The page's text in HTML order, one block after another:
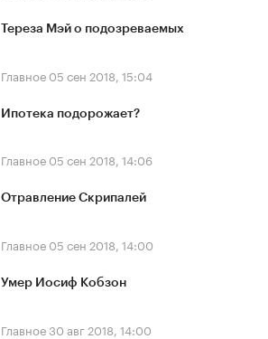
Тереза Мэй о подозреваемых
Главное 05 сен 2018, 15:04
Ипотека подорожает?
Главное 05 сен 2018, 14:06
Отравление Скрипалей
Главное 05 сен 2018, 14:00
Умер Иосиф Кобзон
Главное30 авг 2018, 14:00